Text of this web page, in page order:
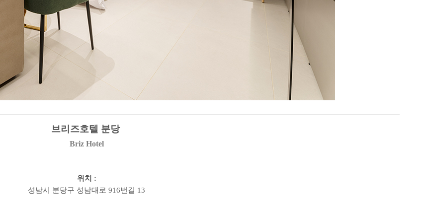
브리즈호텔 분당
BrizHotel
위치 :
성남시
분당구 성남대로 916번길 13